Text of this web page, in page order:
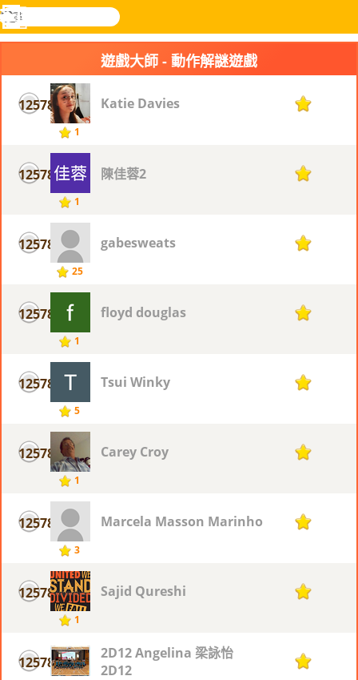
樂和遊
搜
尋
登入
功
遊戲大師 - 動作解謎遊戲
12578
1
Katie Davies 1
12578
1
陳佳蓉2 1
12578
25
gabesweats 1
12578
1
floyd douglas 1
12578
5
Tsui Winky 1
12578
1
Carey Croy 1
12578
3
Marcela Masson Marinho 1
12578
1
Sajid Qureshi 1
12578
2D12 Angelina 梁詠怡
2D12
1